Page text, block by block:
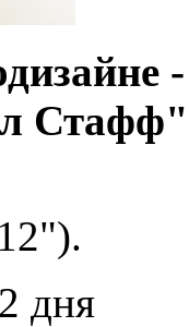
2 дня